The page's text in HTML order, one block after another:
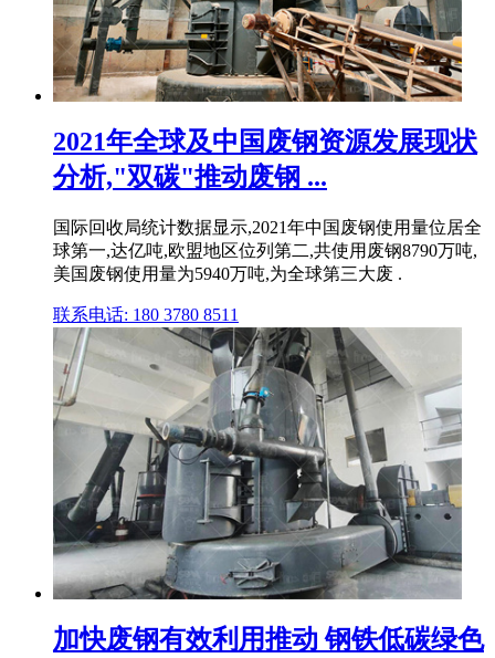
2021年全球及中国废钢资源发展现状
分析,"双碳"推动废钢 ...
国际回收局统计数据显示,2021年中国废钢使用量位居全
球第一,达亿吨,欧盟地区位列第二,共使用废钢8790万吨,
美国废钢使用量为5940万吨,为全球第三大废 .
联系电话: 180 3780 8511
加快废钢有效利用推动 钢铁低碳绿色